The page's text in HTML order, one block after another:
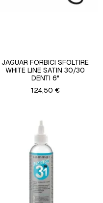
JAGUAR FORBICI SFOLTIRE
WHITE LINE SATIN 30/30
DENTI 6"
124,50 €